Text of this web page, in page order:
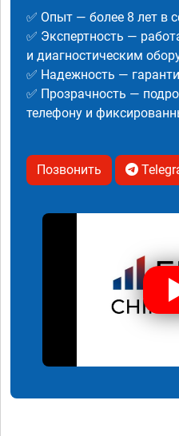
✅ Опыт — более 8 лет в
✅ Экспертность —
и диагностическим
✅ Надежность —
✅ Прозрачность —
телефону и
Позвонить